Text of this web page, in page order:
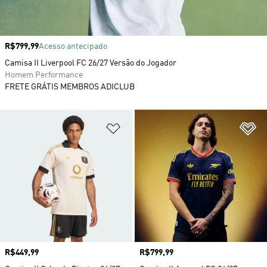
Adicionar à Lista de Desejos
Preço
R$449,99
Preço
R$799,99
Preço
R$799,99Acesso antecipado
Camisa II Liverpool FC 26/27 Versão do Jogador
Homem Performance
FRETE GRÁTIS MEMBROS ADICLUB